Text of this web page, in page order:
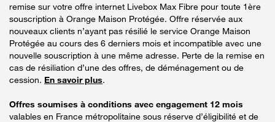
remise sur votre offre internet Livebox Max Fibre pour toute 1ère
souscription à Orange Maison Protégée. Offre réservée aux
nouveaux clients n’ayant pas résilié le service Orange Maison
Protégée au cours des 6 derniers mois et incompatible avec une
nouvelle souscription à une même adresse. Perte de la remise en
cas de résiliation d’une des offres, de déménagement ou de
cession. En savoir plus.
Offres soumises à conditions avec engagement 12 mois
valables en France métropolitaine sous réserve d’éligibilité et de